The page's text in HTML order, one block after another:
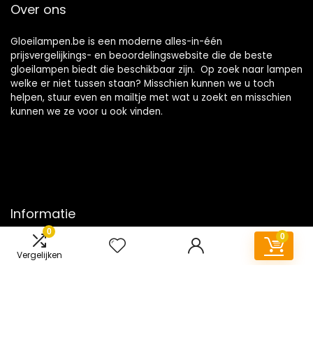
0
Vergelijken
0
Over ons
Gloeilampen.be is een moderne alles-in-één
prijsvergelijkings- en beoordelingswebsite die de beste
gloeilampen biedt die beschikbaar zijn. Op zoek naar lampen
welke er niet tussen staan? Misschien kunnen we u toch
helpen, stuur even en mailtje met wat u zoekt en misschien
kunnen we ze voor u ook vinden.
Informatie
Contact